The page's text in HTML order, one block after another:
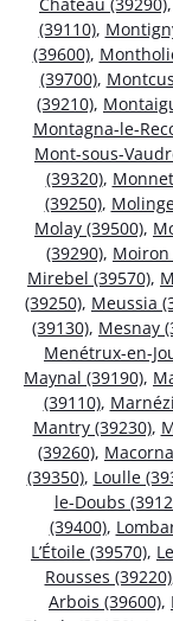
(39110),
(39600),
(39700),
(39210),
Montagna-le-
Mont-sous-
(39320),
(39250),
Molay (39500),
(39290), Moiron
Mirebel (39570),
(39250), Meussia
(39130), Mesnay
Menétrux-en-
Maynal (39190),
(39110),
Mantry (39230),
(39260),
(39350), Loulle
le-Doubs
(39400),
L’Étoile (39570),
Rousses (39220)
Arbois (39600),